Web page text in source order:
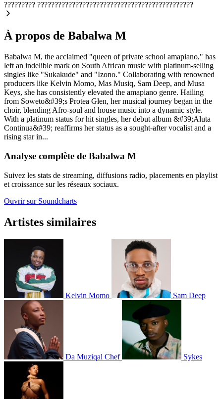
????????? ?????????????????????????????????????????????
À propos de Babalwa M
Babalwa M, the acclaimed "queen of private school amapiano," has
left an indelible mark on South African music with platinum-selling
singles like "Sukakude" and "Izono." Collaborating with renowned
producers like Kelvin Momo, Mas Musiq, Sam Deep, and Musa
Keys, she has consistently elevated the amapiano genre. Hailing
from Soweto&#39;s Protea Glen, her musical journey began in the
choir, blending Afro-soul and house music into a dynamic style.
With a platinum status for hit singles, her debut album &#39;Aluta
Continua&#39; reaffirms her status as a sought-after vocalist and a
rising star in...
Analyse complète de Babalwa M
Suivez les stats de streaming, diffusions radio, placements en playlist
et croissance sur les réseaux sociaux.
Ouvrir sur Soundcharts
Artistes similaires
Kelvin Momo Sam Deep
Da Muziqal Chef Sykes